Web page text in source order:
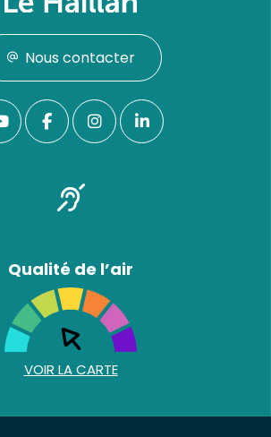
Nous contacter
Qualité de l’air
VOIR LA CARTE